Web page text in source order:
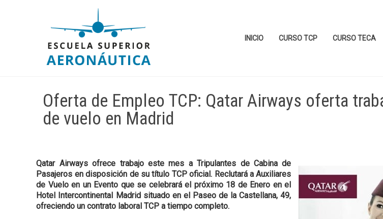
INICIO CURSO TCP CURSO TECA
Oferta de Empleo TCP: Qatar Airways oferta
de vuelo en Madrid
Qatar Airways ofrece trabajo este mes a Tripulantes de Cabina de
Pasajeros en disposición de su título TCP oficial. Reclutará a Auxiliares
de Vuelo en un Evento que se celebrará el próximo 18 de Enero en el
Hotel Intercontinental Madrid situado en el Paseo de la Castellana, 49,
ofreciendo un contrato laboral TCP a tiempo completo.